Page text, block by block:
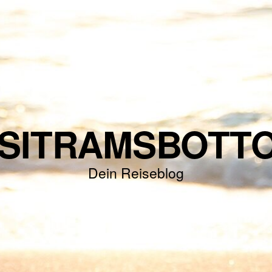
Dein Reiseblog